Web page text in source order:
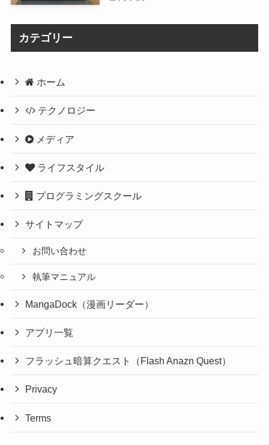
カテゴリー
ホーム
テクノロジー
メディア
ライフスタイル
プログラミングスクール
サイトマップ
お問い合わせ
執筆マニュアル
MangaDock（漫画リーダー）
アプリ一覧
フラッシュ暗算クエスト（Flash Anazn Quest）
Privacy
Terms